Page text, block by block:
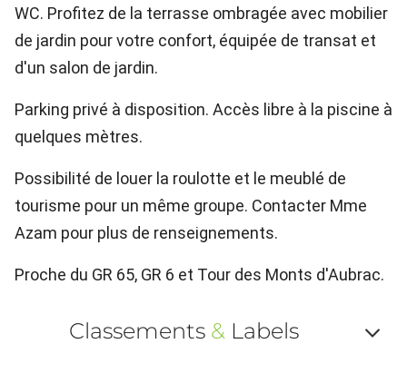
WC. Profitez de la terrasse ombragée avec mobilier
de jardin pour votre confort, équipée de transat et
d'un salon de jardin.
Parking privé à disposition. Accès libre à la piscine à
quelques mètres.
Possibilité de louer la roulotte et le meublé de
tourisme pour un même groupe. Contacter Mme
Azam pour plus de renseignements.
Proche du GR 65, GR 6 et Tour des Monts d'Aubrac.
Classements &Labels